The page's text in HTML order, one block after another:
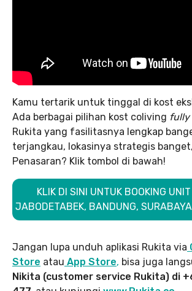
Kamu tertarik untuk tinggal di kost
Ada berbagai pilihan kost coliving
Rukita yang fasilitasnya lengkap
terjangkau, lokasinya strategis
Penasaran? Klik tombol di bawah!
KLIK DI SINI UNTUK BOOKING
JABODETABEK, BANDUNG,
Jangan lupa unduh aplikasi Rukita via
Store atau App Store, bisa juga
Nikita (customer service Rukita) di